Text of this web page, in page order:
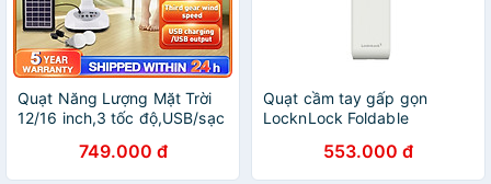
Quạt Năng Lượng Mặt Trời
12/16 inch,3 tốc độ,USB/sạc
trời,BẢO HÀNH 12 THÁNG,
HÀNG CHÍNH HÃNG
749.000 đ
Quạt cầm tay gấp gọn
LocknLock Foldable
ENF326 - Hàng chính hãng
553.000 đ